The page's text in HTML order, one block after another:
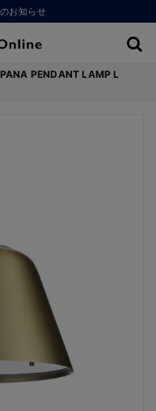
お知らせ
PENDANT LAMP L